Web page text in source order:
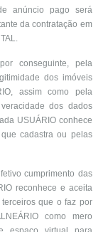
anúncio pago será
da contratação em
conseguinte, pela
dos imóveis
assim como pela
dos dados
USUÁRIO conhece
cadastra ou pelas
cumprimento das
reconhece e aceita
que o faz por
como mero